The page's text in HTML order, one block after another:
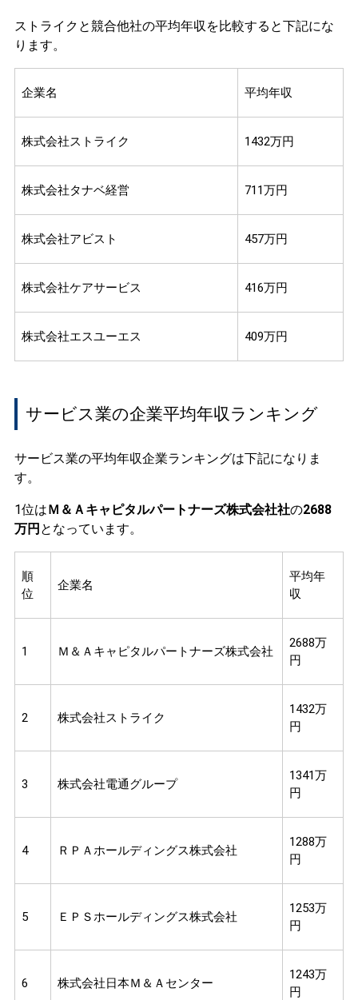
ストライクと競合他社の平均年収を比較すると下記にな
ります。
企業名 平均年収
株式会社ストライク 1432万円
株式会社タナベ経営 711万円
株式会社アビスト 457万円
株式会社ケアサービス 416万円
株式会社エスユーエス 409万円
サービス業の企業平均年収ランキング
サービス業の平均年収企業ランキングは下記になりま
す。
1位はＭ＆Ａキャピタルパートナーズ株式会社社の2688
万円 となっています。
順
位
企業名
平均年
収
1 Ｍ＆Ａキャピタルパートナーズ株式会社
2688万
円
2 株式会社ストライク
1432万
円
3 株式会社電通グループ
1341万
円
4 ＲＰＡホールディングス株式会社
1288万
円
5 ＥＰＳホールディングス株式会社
1253万
円
6 株式会社日本Ｍ＆Ａセンター
1243万
円